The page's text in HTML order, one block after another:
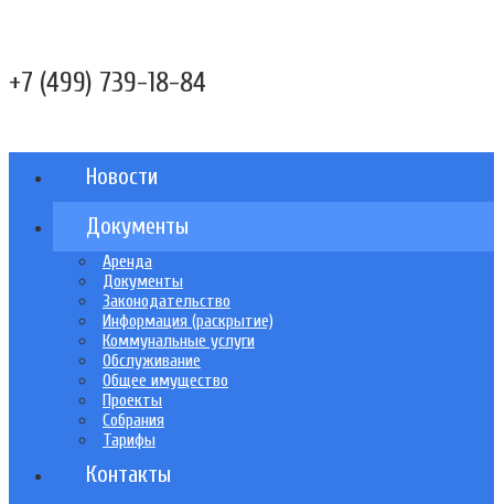
+7 (499) 739-18-84
Новости
Документы
Аренда
Документы
Законодательство
Информация (раскрытие)
Коммунальные услуги
Обслуживание
Общее имущество
Проекты
Собрания
Тарифы
Контакты